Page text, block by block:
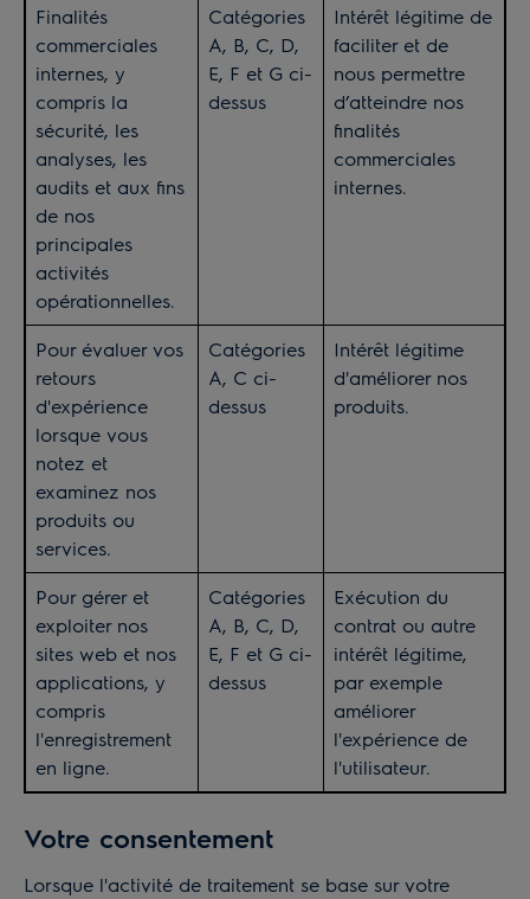
Finalités
commerciales
internes, y
compris la
sécurité, les
analyses, les
audits et aux fins
de nos
principales
activités
opérationnelles.
Catégories
A, B, C, D,
E, F et G ci-
dessus
Intérêt légitime de
faciliter et de
nous permettre
d’atteindre nos
finalités
commerciales
internes.
Pour évaluer vos
retours
d'expérience
lorsque vous
notez et
examinez nos
produits ou
services.
Catégories
A, C ci-
dessus
Intérêt légitime
d'améliorer nos
produits.
Pour gérer et
exploiter nos
sites web et nos
applications, y
compris
l'enregistrement
en ligne.
Catégories
A, B, C, D,
E, F et G ci-
dessus
Exécution du
contrat ou autre
intérêt légitime,
par exemple
améliorer
l'expérience de
l'utilisateur.
Votre consentement
Lorsque l'activité de traitement se base sur votre